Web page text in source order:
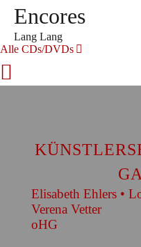
Encores
Lang Lang
Alle CDs/DVDs
Elisabeth Ehlers •
Verena Vetter
oHG